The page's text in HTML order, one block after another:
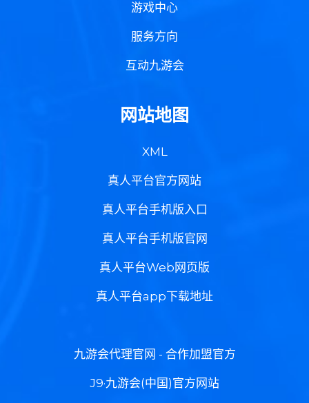
游戏中心
服务方向
互动九游会
网站地图
XML
真人平台官方网站
真人平台手机版入口
真人平台手机版官网
真人平台Web网页版
真人平台app下载地址
九游会代理官网 - 合作加盟官方
J9·九游会(中国)官方网站